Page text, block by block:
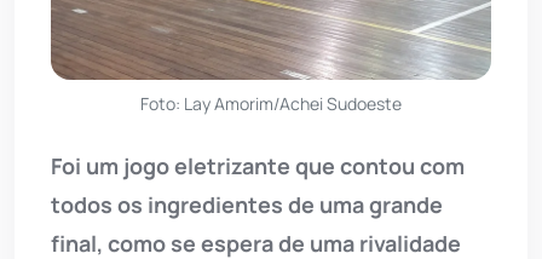
Foto: Lay Amorim/Achei Sudoeste
Foi um jogo eletrizante que contou com
todos os ingredientes de uma grande
final, como se espera de uma rivalidade